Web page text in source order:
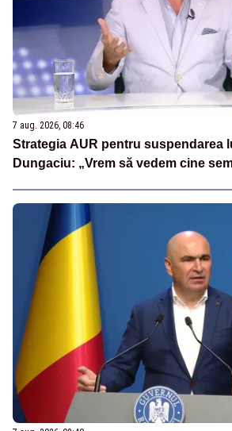
7 aug. 2026, 08:46
Strategia AUR pentru suspendarea
Dungaciu: „Vrem să vedem cine